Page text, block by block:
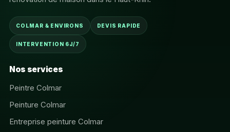
COLMAR & ENVIRONS DEVIS RAPIDE
INTERVENTION 6J/7
Nos services
Peintre Colmar
Peinture Colmar
Entreprise peinture Colmar